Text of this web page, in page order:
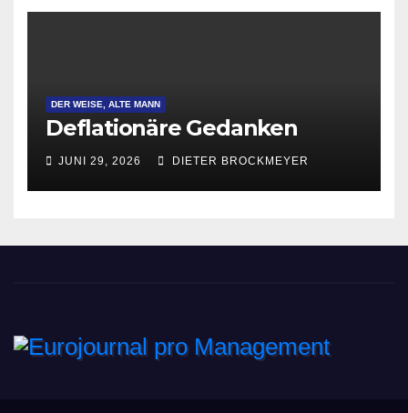
DER WEISE, ALTE MANN
Deflationäre Gedanken
JUNI 29, 2026 DIETER BROCKMEYER